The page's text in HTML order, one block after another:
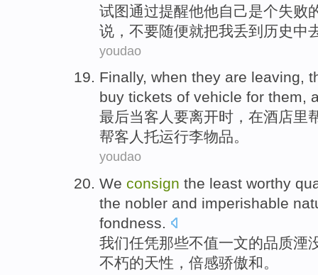
试图通过提醒他他自己是个失败
说 ，不要随便就把我丢到历史中
youdao
Finally, when they are leaving,
buy tickets of vehicle for them,
最后当客人 要离开时，在酒店里
帮客人托运行李物品。
youdao
We consign the least worthy
the nobler and imperishable
fondness.
我们任凭那些不值一文的品质湮
不朽的天性 ， 倍感骄傲和。